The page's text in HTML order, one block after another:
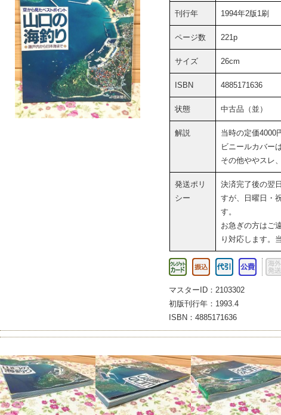
刊行年 1994年2版1刷
ページ数 221p
サイズ 26cm
ISBN 4885171636
状態 中古品（並）
解説
当時の定価4000
ビニールカバー
その他ややスレ
発送ポリ
シー
決済完了後の翌
すが、日曜日・
す。
お急ぎの方はご
り対応します。
マスターID：2103302
初版刊行年：1993.4
ISBN：4885171636